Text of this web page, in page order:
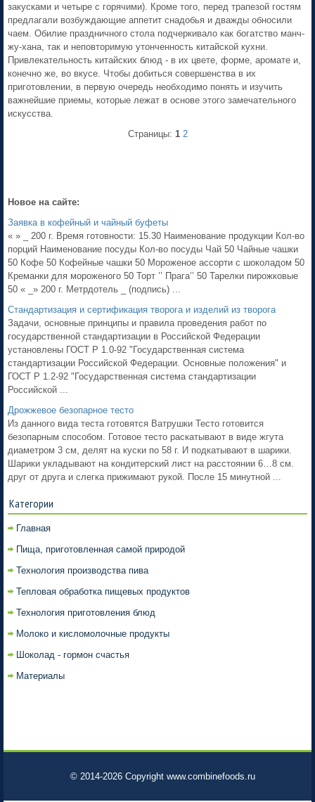
закусками и четыре с горячими). Кроме того, перед трапезой гостям
предлагали возбуждающие аппетит снадобья и дважды обносили
чаем. Обилие праздничного стола подчеркивало как богатство манч-
жу-хана, так и неповторимую утонченность китайской кухни.
Привлекательность китайских блюд - в их цвете, форме, аромате и,
конечно же, во вкусе. Чтобы добиться совершенства в их
приготовлении, в первую очередь необходимо понять и изучить
важнейшие приемы, которые лежат в основе этого замечательного
искусства.
Страницы: 1 2
Новое на сайте:
Заявка в кофейный и чайный буфеты
« » _ 200 г. Время готовности: 15.30 Наименование продукции Кол-во
порций Наименование посуды Кол-во посуды Чай 50 Чайные чашки
50 Кофе 50 Кофейные чашки 50 Мороженое ассорти с шоколадом 50
Креманки для мороженого 50 Торт ’’ Прага’’ 50 Тарелки пирожковые
50 « _» 200 г. Метрдотель _ (подпись) ...
Стандартизация и сертификация творога и изделий из творога
Задачи, основные принципы и правила проведения работ по
государственной стандартизации в Российской Федерации
установлены ГОСТ Р 1.0-92 "Государственная система
стандартизации Российской Федерации. Основные положения" и
ГОСТ Р 1.2-92 "Государственная система стандартизации
Российской ...
Дрожжевое безопарное тесто
Из данного вида теста готовятся Ватрушки Тесто готовится
безопарным способом. Готовое тесто раскатывают в виде жгута
диаметром 3 см, делят на куски по 58 г. И подкатывают в шарики.
Шарики укладывают на кондитерский лист на расстоянии 6…8 см.
друг от друга и слегка прижимают рукой. После 15 минутной ...
Категории
Главная
Пища, приготовленная самой природой
Технология производства пива
Тепловая обработка пищевых продуктов
Технология приготовления блюд
Молоко и кисломолочные продукты
Шоколад - гормон счастья
Материалы
© 2014-2026 Copyright www.combinefoods.ru